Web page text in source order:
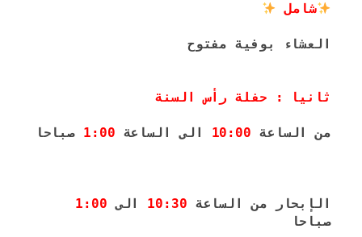
شامل
العشاء بوفية مفتوح
ثانيا : حفلة رأس السنة
من الساعة 10:00 الى الساعة 1:00 صباحا
الإبحار من الساعة 10:30 الى 1:00
صباحا